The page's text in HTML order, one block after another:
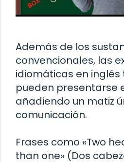
Además de los
convencionales, las
idiomáticas en
pueden presentarse
añadiendo un matiz
comunicación.
Frases como «Two
than one» (Dos